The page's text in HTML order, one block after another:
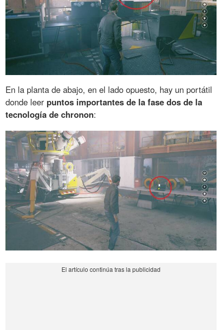
En la planta de abajo, en el lado opuesto, hay un portátil
donde leer puntos importantes de la fase dos de la
tecnología de chronon: